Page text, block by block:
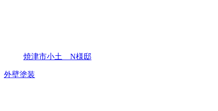
焼津市小土 N様邸
外壁塗装